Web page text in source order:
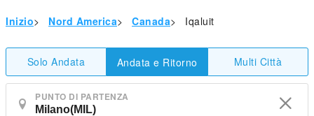
Inizio> Nord America> Canada> Iqaluit
Solo Andata Andata e Ritorno Multi Città
PUNTO DI PARTENZA